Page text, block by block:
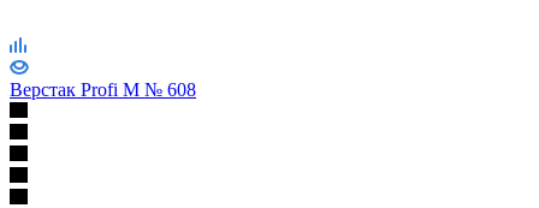
Верстак Profi M № 608